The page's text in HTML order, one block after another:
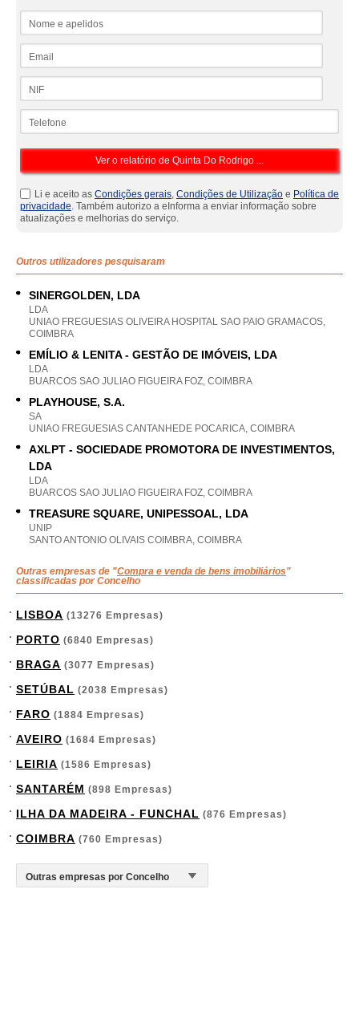
Li e aceito as Condições gerais, Condições de Utilização e Política de
privacidade. Também autorizo a eInforma a enviar informação sobre
atualizações e melhorias do serviço.
Outros utilizadores pesquisaram
SINERGOLDEN, LDA
LDA
UNIAO FREGUESIAS OLIVEIRA HOSPITAL SAO PAIO GRAMACOS,
COIMBRA
EMÍLIO & LENITA - GESTÃO DE IMÓVEIS, LDA
LDA
BUARCOS SAO JULIAO FIGUEIRA FOZ, COIMBRA
PLAYHOUSE, S.A.
SA
UNIAO FREGUESIAS CANTANHEDE POCARICA, COIMBRA
AXLPT - SOCIEDADE PROMOTORA DE INVESTIMENTOS,
LDA
LDA
BUARCOS SAO JULIAO FIGUEIRA FOZ, COIMBRA
TREASURE SQUARE, UNIPESSOAL, LDA
UNIP
SANTO ANTONIO OLIVAIS COIMBRA, COIMBRA
Outras empresas de "Compra e venda de bens imobiliários"
classificadas por Concelho
LISBOA (13276 Empresas)
PORTO (6840 Empresas)
BRAGA (3077 Empresas)
SETÚBAL (2038 Empresas)
FARO (1884 Empresas)
AVEIRO (1684 Empresas)
LEIRIA (1586 Empresas)
SANTARÉM (898 Empresas)
ILHA DA MADEIRA - FUNCHAL (876 Empresas)
COIMBRA (760 Empresas)